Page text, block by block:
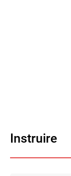
Instruire